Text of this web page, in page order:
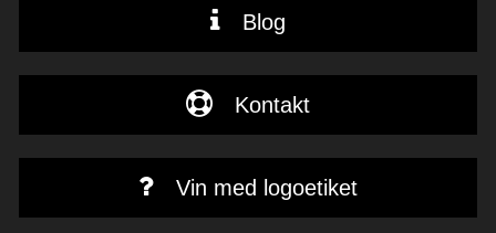
Blog
Kontakt
Vin med logoetiket